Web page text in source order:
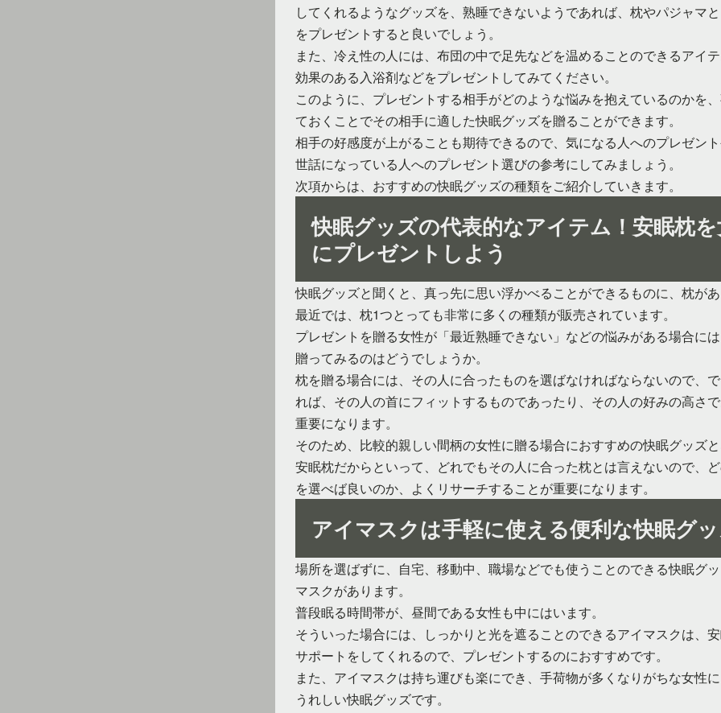
してくれるようなグッズを、熟睡できないようであれば、枕やパジャマ
をプレゼントすると良いでしょう。
また、冷え性の人には、布団の中で足先などを温めることのできるアイ
効果のある入浴剤などをプレゼントしてみてください。
このように、プレゼントする相手がどのような悩みを抱えているのかを
ておくことでその相手に適した快眠グッズを贈ることができます。
相手の好感度が上がることも期待できるので、気になる人へのプレゼン
世話になっている人へのプレゼント選びの参考にしてみましょう。
次項からは、おすすめの快眠グッズの種類をご紹介していきます。
快眠グッズの代表的なアイテム！安眠枕
にプレゼントしよう
快眠グッズと聞くと、真っ先に思い浮かべることができるものに、枕が
最近では、枕1つとっても非常に多くの種類が販売されています。
プレゼントを贈る女性が「最近熟睡できない」などの悩みがある場合に
贈ってみるのはどうでしょうか。
枕を贈る場合には、その人に合ったものを選ばなければならないので、
れば、その人の首にフィットするものであったり、その人の好みの高さ
重要になります。
そのため、比較的親しい間柄の女性に贈る場合におすすめの快眠グッズ
安眠枕だからといって、どれでもその人に合った枕とは言えないので、
を選べば良いのか、よくリサーチすることが重要になります。
アイマスクは手軽に使える便利な快眠グ
場所を選ばずに、自宅、移動中、職場などでも使うことのできる快眠グ
マスクがあります。
普段眠る時間帯が、昼間である女性も中にはいます。
そういった場合には、しっかりと光を遮ることのできるアイマスクは、
サポートをしてくれるので、プレゼントするのにおすすめです。
また、アイマスクは持ち運びも楽にでき、手荷物が多くなりがちな女性
うれしい快眠グッズです。